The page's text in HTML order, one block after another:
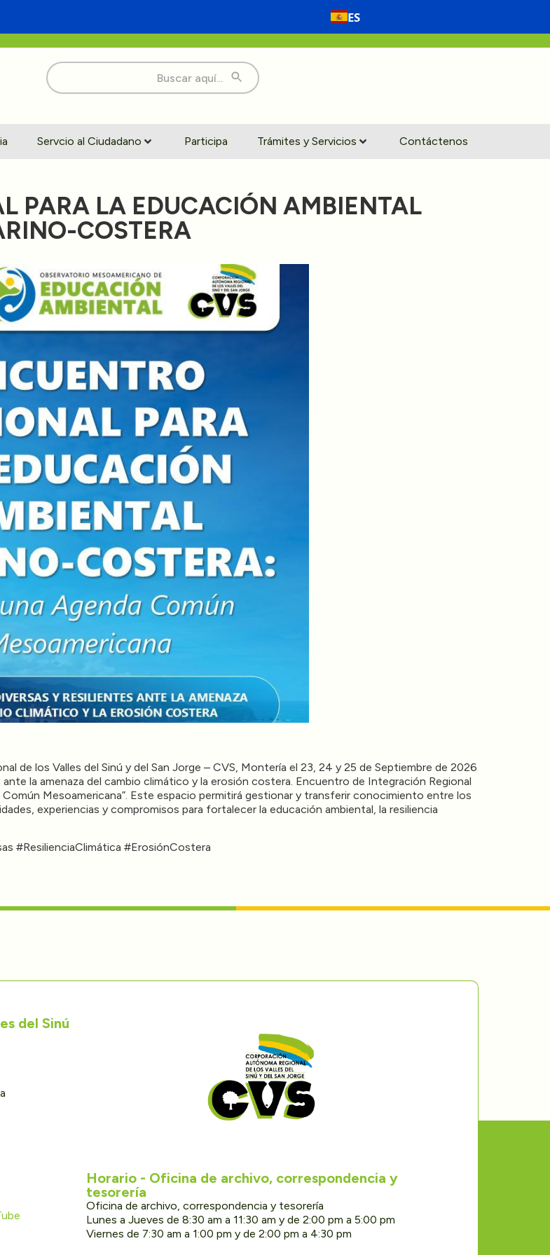
ES
Buscar:
Servcio al Ciudadano Participa Trámites y Servicios Contáctenos
PARA LA EDUCACIÓN AMBIENTAL
COSTERA
de los Valles del Sinú y del San Jorge – CVS, Montería el 23, 24 y 25 de Septiembre de 2026
la amenaza del cambio climático y la erosión costera. Encuentro de Integración Regional
Mesoamericana”. Este espacio permitirá gestionar y transferir conocimiento entre los
experiencias y compromisos para fortalecer la educación ambiental, la resiliencia
#ResilienciaClimática #ErosiónCostera
del Sinú
Horario - Oficina de archivo, correspondencia y
tesorería
Oficina de archivo, correspondencia y tesorería
Lunes a Jueves de 8:30 am a 11:30 am y de 2:00 pm a 5:00 pm
Viernes de 7:30 am a 1:00 pm y de 2:00 pm a 4:30 pm